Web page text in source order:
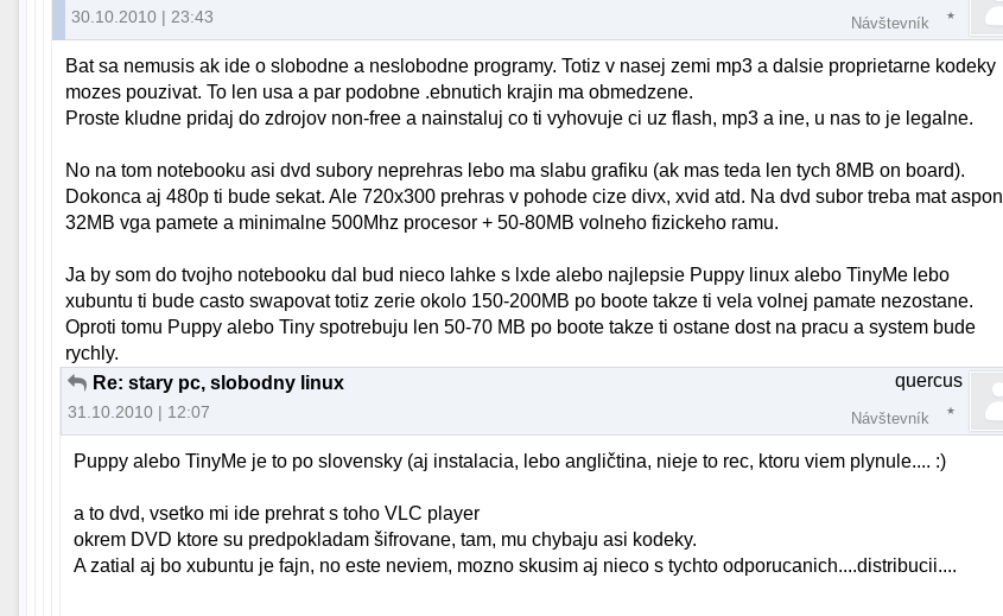
30.10.2010 | 23:43 Návštevník
Bat sa nemusis ak ide o slobodne a neslobodne programy. Totiz v nasej zemi mp3 a dalsie proprietarne kodeky
mozes pouzivat. To len usa a par podobne .ebnutich krajin ma obmedzene.
Proste kludne pridaj do zdrojov non-free a nainstaluj co ti vyhovuje ci uz flash, mp3 a ine, u nas to je legalne.
No na tom notebooku asi dvd subory neprehras lebo ma slabu grafiku (ak mas teda len tych 8MB on board).
Dokonca aj 480p ti bude sekat. Ale 720x300 prehras v pohode cize divx, xvid atd. Na dvd subor treba mat aspon
32MB vga pamete a minimalne 500Mhz procesor + 50-80MB volneho fizickeho ramu.
Ja by som do tvojho notebooku dal bud nieco lahke s lxde alebo najlepsie Puppy linux alebo TinyMe lebo
xubuntu ti bude casto swapovat totiz zerie okolo 150-200MB po boote takze ti vela volnej pamate nezostane.
Oproti tomu Puppy alebo Tiny spotrebuju len 50-70 MB po boote takze ti ostane dost na pracu a system bude
rychly.
Re: stary pc, slobodny linux
31.10.2010 | 12:07
quercus
Návštevník
Puppy alebo TinyMe je to po slovensky (aj instalacia, lebo angličtina, nieje to rec, ktoru viem plynule.... :)
a to dvd, vsetko mi ide prehrat s toho VLC player
okrem DVD ktore su predpokladam šifrovane, tam, mu chybaju asi kodeky.
A zatial aj bo xubuntu je fajn, no este neviem, mozno skusim aj nieco s tychto odporucanich....distribucii....